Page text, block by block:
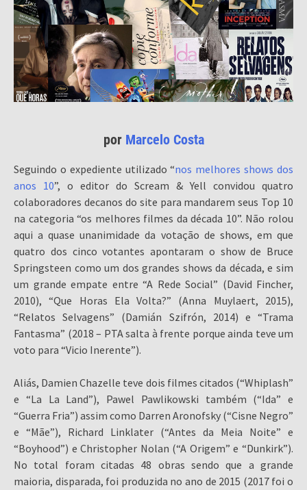
por Marcelo Costa
Seguindo o expediente utilizado “nos melhores shows dos
anos 10”, o editor do Scream & Yell convidou quatro
colaboradores decanos do site para mandarem seus Top 10
na categoria “os melhores filmes da década 10”. Não rolou
aqui a quase unanimidade da votação de shows, em que
quatro dos cinco votantes apontaram o show de Bruce
Springsteen como um dos grandes shows da década, e sim
um grande empate entre “A Rede Social” (David Fincher,
2010), “Que Horas Ela Volta?” (Anna Muylaert, 2015),
“Relatos Selvagens” (Damián Szifrón, 2014) e “Trama
Fantasma” (2018 – PTA salta à frente porque ainda teve um
voto para “Vicio Inerente”).
Aliás, Damien Chazelle teve dois filmes citados (“Whiplash”
e “La La Land”), Pawel Pawlikowski também (“Ida” e
“Guerra Fria”) assim como Darren Aronofsky (“Cisne Negro”
e “Mãe”), Richard Linklater (“Antes da Meia Noite” e
“Boyhood”) e Christopher Nolan (“A Origem” e “Dunkirk”).
No total foram citadas 48 obras sendo que a grande
maioria, disparada, foi produzida no ano de 2015 (2017 foi o